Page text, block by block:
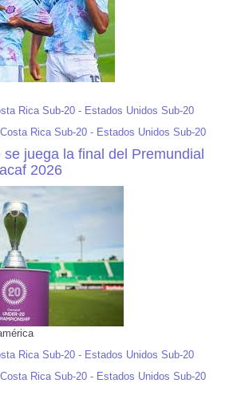
Rica Sub-20 - Estados Unidos Sub-20
Costa Rica Sub-20 - Estados Unidos Sub-20
juega la final del Premundial
2026
Rica Sub-20 - Estados Unidos Sub-20
Costa Rica Sub-20 - Estados Unidos Sub-20